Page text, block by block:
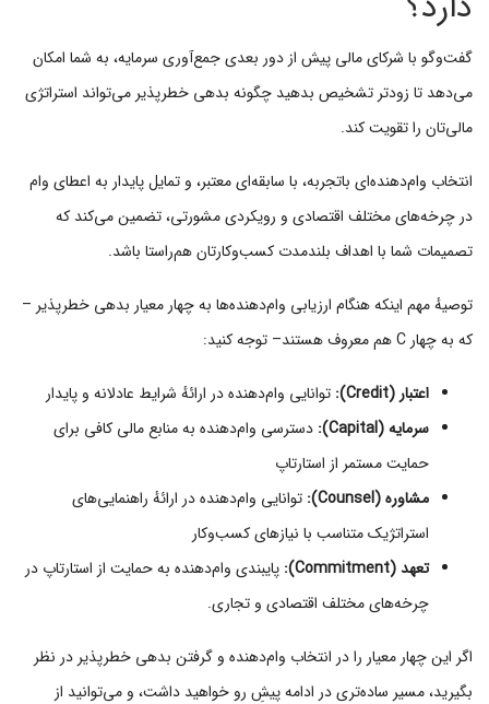
گفت‌وگو با شرکای مالی پیش از دور بعدی جمع‌آوری سرمایه، به شما امکان
می‌دهد تا زودتر تشخیص بدهید چگونه بدهی خطرپذیر می‌تواند استراتژی
مالی‌تان را تقویت کند.
انتخاب وام‌دهنده‌ای باتجربه، با سابقه‌ای معتبر، و تمایل پایدار به اعطای وام
در چرخه‌های مختلف اقتصادی و رویکردی مشورتی، تضمین می‌کند که
تصمیمات شما با اهداف بلندمدت کسب‌وکارتان هم‌راستا باشد.
توصیهٔ مهم اینکه هنگام ارزیابی وام‌دهنده‌ها به چهار معیار بدهی خطرپذیر –
که به چهار C هم معروف هستند– توجه کنید:
اعتبار (Credit
): توانایی وام‌دهنده در ارائهٔ شرایط عادلانه و پایدار
سرمایه (Capital
): دسترسی وام‌دهنده به منابع مالی کافی برای
حمایت مستمر از استارتاپ
مشاوره (Counsel
): توانایی وام‌دهنده در ارائهٔ راهنمایی‌های
استراتژیک متناسب با نیازهای کسب‌وکار
تعهد (Commitment
): پایبندی وام‌دهنده به حمایت از استارتاپ در
چرخه‌های مختلف اقتصادی و تجاری.
اگر این چهار معیار را در انتخاب وام‌دهنده و گرفتن بدهی خطرپذیر در نظر
بگیرید، مسیر ساده‌تری در ادامه پیشِ رو خواهید داشت، و می‌توانید از